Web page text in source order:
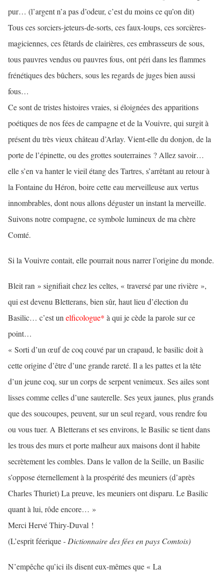
pur… (l’argent n’a pas d’odeur, c’est du moins ce qu’on dit)
Tous ces sorciers-jeteurs-de-sorts, ces faux-loups, ces sorcières-
magiciennes, ces fêtards de clairières, ces embrasseurs de sous,
tous pauvres vendus ou pauvres fous, ont péri dans les flammes
frénétiques des bûchers, sous les regards de juges bien aussi
fous…
Ce sont de tristes histoires vraies, si éloignées des apparitions
poétiques de nos fées de campagne et de la Vouivre, qui surgit à
présent du très vieux château d’Arlay. Vient-elle du donjon, de la
porte de l’épinette, ou des grottes souterraines ? Allez savoir…
elle s’en va hanter le vieil étang des Tartres, s’arrêtant au retour à
la Fontaine du Héron, boire cette eau merveilleuse aux vertus
innombrables, dont nous allons déguster un instant la merveille.
Suivons notre compagne, ce symbole lumineux de ma chère
Comté.
Si la Vouivre contait, elle pourrait nous narrer l’origine du monde.
Bleit ran » signifiait chez les celtes, « traversé par une rivière »,
qui est devenu Bletterans, bien sûr, haut lieu d’élection du
Basilic… c’est un elficologue* à qui je cède la parole sur ce
point…
« Sorti d’un œuf de coq couvé par un crapaud, le basilic doit à
cette origine d’être d’une grande rareté. Il a les pattes et la tête
d’un jeune coq, sur un corps de serpent venimeux. Ses ailes sont
lisses comme celles d’une sauterelle. Ses yeux jaunes, plus grands
que des soucoupes, peuvent, sur un seul regard, vous rendre fou
ou vous tuer. A Bletterans et ses environs, le Basilic se tient dans
les trous des murs et porte malheur aux maisons dont il habite
secrètement les combles. Dans le vallon de la Seille, un Basilic
s’oppose éternellement à la prospérité des meuniers (d’après
Charles Thuriet) La preuve, les meuniers ont disparu. Le Basilic
quant à lui, rôde encore… »
Merci Hervé Thiry-Duval !
(L’esprit féerique - Dictionnaire des fées en pays Comtois)
N’empêche qu’ici ils disent eux-mêmes que « La